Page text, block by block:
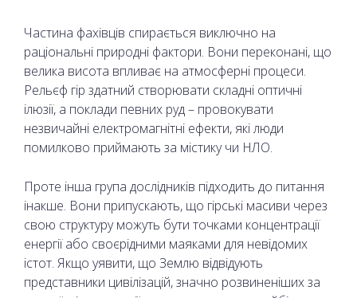
Частина фахівців спирається виключно на
раціональні природні фактори. Вони переконані, що
велика висота впливає на атмосферні процеси.
Рельєф гір здатний створювати складні оптичні
ілюзії, а поклади певних руд – провокувати
незвичайні електромагнітні ефекти, які люди
помилково приймають за містику чи НЛО.
Проте інша група дослідників підходить до питання
інакше. Вони припускають, що гірські масиви через
свою структуру можуть бути точками концентрації
енергії або своєрідними маяками для невідомих
істот. Якщо уявити, що Землю відвідують
представники цивілізацій, значно розвиненіших за